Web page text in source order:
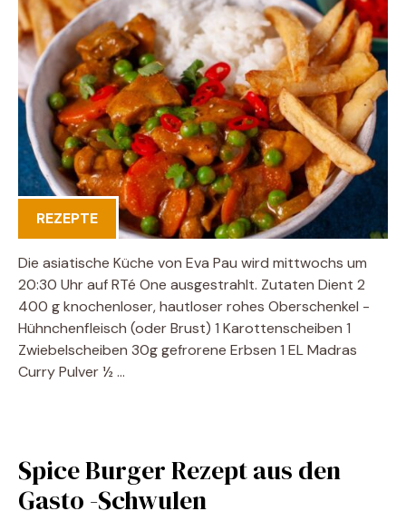
REZEPTE
Die asiatische Küche von Eva Pau wird mittwochs um
20:30 Uhr auf RTé One ausgestrahlt. Zutaten Dient 2
400 g knochenloser, hautloser rohes Oberschenkel -
Hühnchenfleisch (oder Brust) 1 Karottenscheiben 1
Zwiebelscheiben 30g gefrorene Erbsen 1 EL Madras
Curry Pulver ½ …
Spice Burger Rezept aus den
Gasto -Schwulen